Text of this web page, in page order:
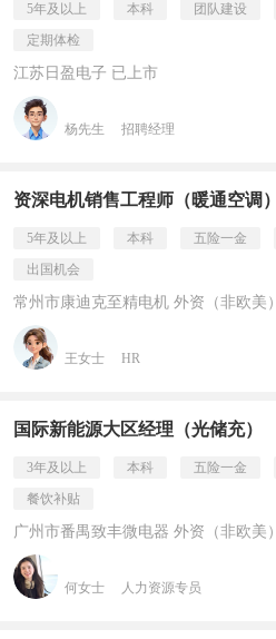
5年及以上 本科 团队建设
定期体检
江苏日盈电子 已上市
杨先生 招聘经理
资深电机销售工程师（暖通空调）
5年及以上 本科 五险一金
出国机会
常州市康迪克至精电机 外资（非欧美）
王女士 HR
国际新能源大区经理（光储充）
3年及以上 本科 五险一金
餐饮补贴
广州市番禺致丰微电器 外资（非欧美）
何女士 人力资源专员